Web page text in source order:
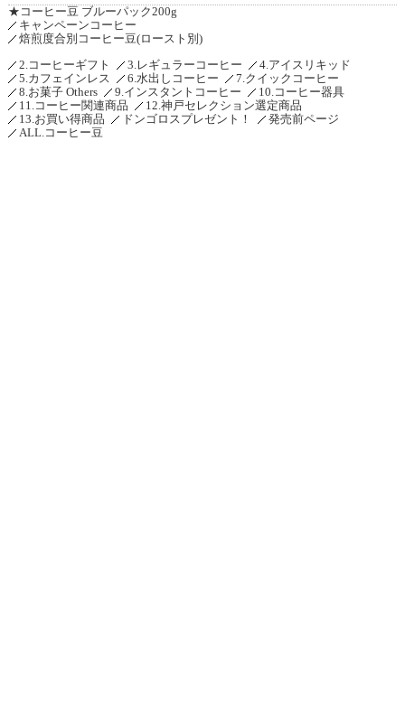
★コーヒー豆 ブルーパック200g
キャンペーンコーヒー
焙煎度合別コーヒー豆(ロースト別)
2.コーヒーギフト
3.レギュラーコーヒー
4.アイスリキッド
5.カフェインレス
6.水出しコーヒー
7.クイックコーヒー
8.お菓子 Others
9.インスタントコーヒー
10.コーヒー器具
11.コーヒー関連商品
12.神戸セレクション選定商品
13.お買い得商品
ドンゴロスプレゼント！
発売前ページ
ALL.コーヒー豆